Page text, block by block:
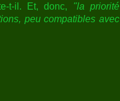
t-il. Et, donc, "la priorité
peu compatibles avec